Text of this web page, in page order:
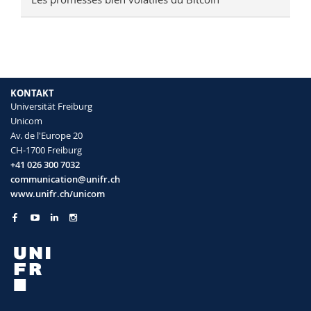
KONTAKT
Universität Freiburg
Unicom
Av. de l'Europe 20
CH-1700 Freiburg
+41 026 300 7032
communication@unifr.ch
www.unifr.ch/unicom